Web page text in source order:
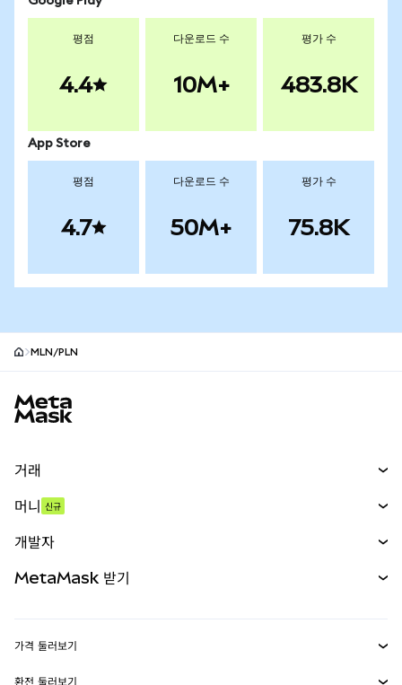
평점
4.4
다운로드 수
10M+
평가 수
483.8K
App Store
평점
4.7
다운로드 수
50M+
평가 수
75.8K
MLN/PLN
거래
무기한 선물
실물자산
머니 신규
개발자
MetaMask 받기
가격 둘러보기
환전 둘러보기